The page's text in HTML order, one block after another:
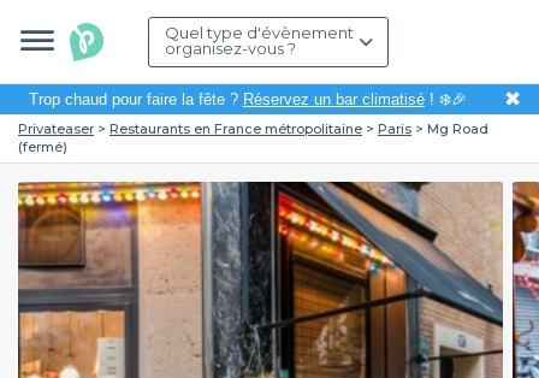
Quel type d'évènement
organisez-vous ?
Trop chaud pour faire la fête ? Réservez un bar climatisé! ❄️🎉 ✖
Privateaser Restaurants en France métropolitaine Paris
Mg Road
(fermé)